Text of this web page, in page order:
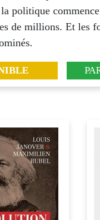
politique
de millions. Et les